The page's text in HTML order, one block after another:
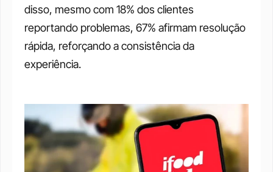
disso, mesmo com 18% dos clientes
reportando problemas, 67% afirmam resolução
rápida, reforçando a consistência da
experiência.